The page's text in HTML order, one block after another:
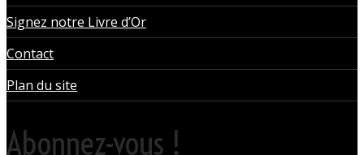
Signez notre Livre d’Or
Contact
Plan du site
Abonnez-vous !